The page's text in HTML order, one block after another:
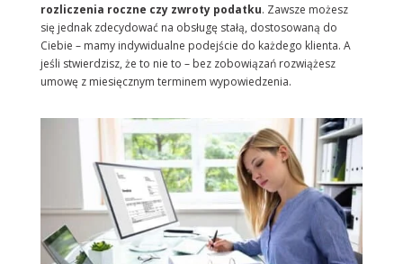
rozliczenia roczne czy zwroty podatku. Zawsze możesz
się jednak zdecydować na obsługę stałą, dostosowaną do
Ciebie – mamy indywidualne podejście do każdego klienta. A
jeśli stwierdzisz, że to nie to – bez zobowiązań rozwiążesz
umowę z miesięcznym terminem wypowiedzenia.